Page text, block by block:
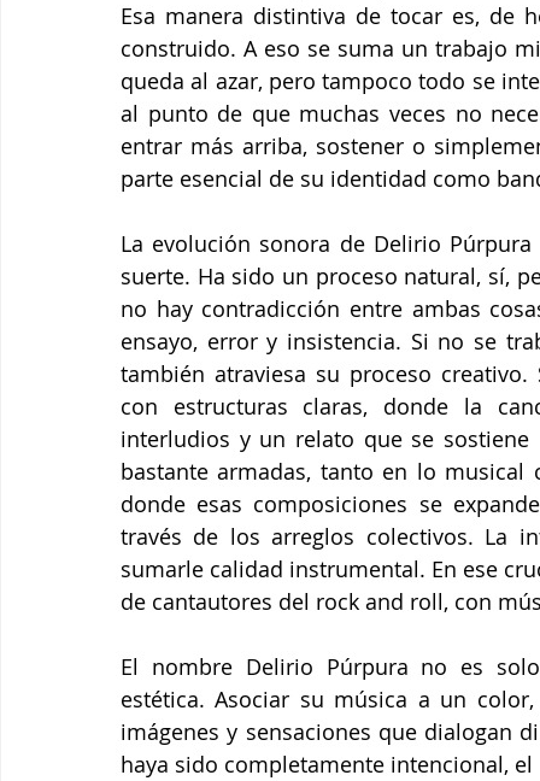
Esa manera distintiva de tocar es, de
construido. A eso se suma un trabajo
queda al azar, pero tampoco todo se
al punto de que muchas veces no
entrar más arriba, sostener o
parte esencial de su identidad como
La evolución sonora de Delirio
suerte. Ha sido un proceso natural, sí,
no hay contradicción entre ambas
ensayo, error y insistencia. Si no se
también atraviesa su proceso
con estructuras claras, donde la
interludios y un relato que se
bastante armadas, tanto en lo
donde esas composiciones se
través de los arreglos colectivos. La
sumarle calidad instrumental. En ese
de cantautores del rock and roll, con
El nombre Delirio Púrpura no es
estética. Asociar su música a un
imágenes y sensaciones que dialogan
haya sido completamente intencional,